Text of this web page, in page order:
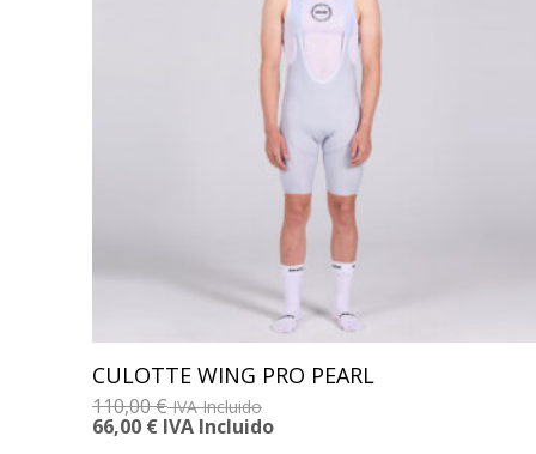
CULOTTE WING PRO PEARL
110,00€ IVA Incluido
66,00 € IVA Incluido